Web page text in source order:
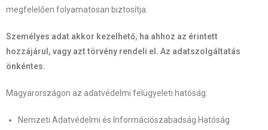
megfelelően folyamatosan biztosítja.
Személyes adat akkor kezelhető, ha ahhoz az érintett
hozzájárul, vagy azt törvény rendeli el. Az adatszolgáltatás
önkéntes.
Magyarországon az adatvédelmi felügyeleti hatóság:
Nemzeti Adatvédelmi és Információszabadság Hatóság